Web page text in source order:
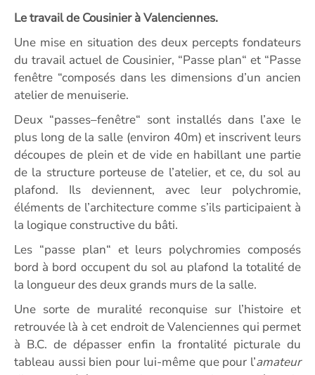
Le travail de Cousinier à Valenciennes.
Une mise en situation des deux percepts fondateurs
du travail actuel de Cousinier, “Passe plan“ et “Passe
fenêtre “composés dans les dimensions d’un ancien
atelier de menuiserie.
Deux “passes–fenêtre“ sont installés dans l’axe le
plus long de la salle (environ 40m) et inscrivent leurs
découpes de plein et de vide en habillant une partie
de la structure porteuse de l’atelier, et ce, du sol au
plafond. Ils deviennent, avec leur polychromie,
éléments de l’architecture comme s’ils participaient à
la logique constructive du bâti.
Les “passe plan“ et leurs polychromies composés
bord à bord occupent du sol au plafond la totalité de
la longueur des deux grands murs de la salle.
Une sorte de muralité reconquise sur l’histoire et
retrouvée là à cet endroit de Valenciennes qui permet
à B.C. de dépasser enfin la frontalité picturale du
tableau aussi bien pour lui-même que pour l’amateur